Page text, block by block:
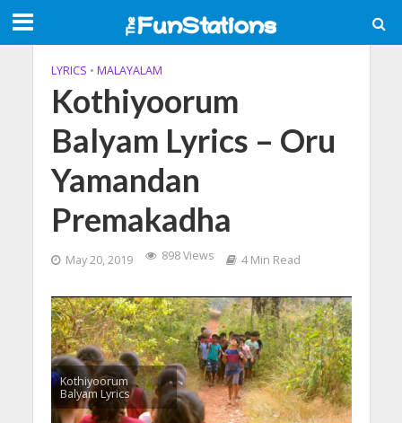
LYRICS • MALAYALAM
Kothiyoorum
Balyam Lyrics – Oru
Yamandan
Premakadha
May 20, 2019 898 Views 4 Min Read
Kothiyoorum
Balyam Lyrics